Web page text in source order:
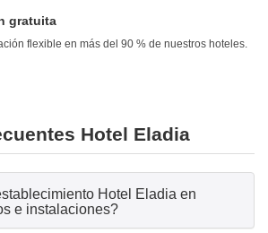
gratuita
flexible en más del 90 % de nuestros hoteles.
Hotel Eladia
Hotel Eladia en
e instalaciones?